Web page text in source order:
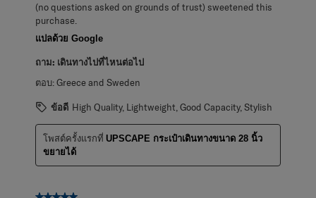
(no questions asked on grounds of trust) sweetened this
purchase.
แปลด้วย Google
ถาม: เดินทางไปที่ไหนต่อไป
ตอบ:Greece and Sweden
ข้อดี High Quality, Lightweight, Good Capacity, Stylish
โพสต์ครั้งแรกที่ UPSCAPE กระเป๋าเดินทางขนาด 28 นิ้ว
ขยายได้